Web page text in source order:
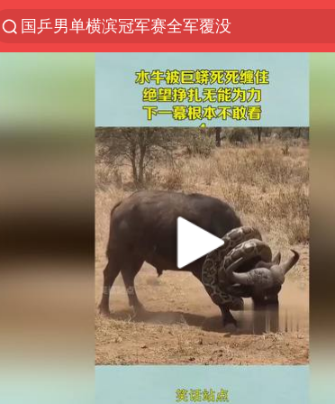
国乒男单横滨冠军赛全军覆没
东航：国内客票提前14天免费退改
日本试射“战斧”导弹，国防部回应
台风白海豚中心风力增强
广东雷州通报特教老师招聘违规事件
四川宜宾高县4.9级地震致1死
百花奖开幕式
“新疆阿勒泰八月能滑雪”不实
向鹏0-3不敌张本智和
我国外贸延续良好增长态势